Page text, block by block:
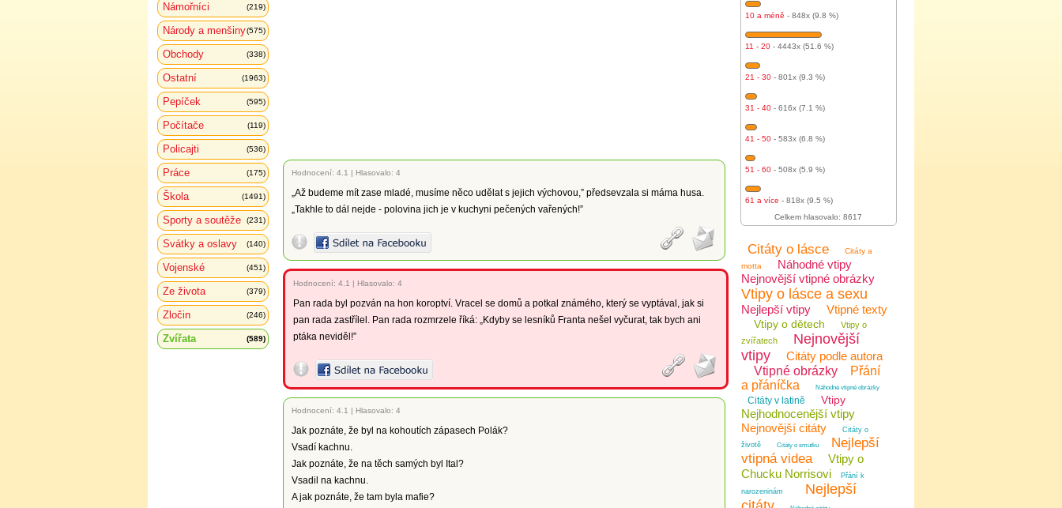
Námořníci (219)
Národy a menšiny(575)
Obchody (338)
Ostatní (1963)
Pepíček (595)
Počítače (119)
Policajti (536)
Práce (175)
Škola (1491)
Sporty a soutěže (231)
Svátky a oslavy (140)
Vojenské (451)
Ze života (379)
Zločin (246)
Zvířata (589)
Hodnocení: 4.1 | Hlasovalo: 4
„Až budeme mít zase mladé, musíme něco udělat s jejich výchovou,” předsevzala si máma husa.
„Takhle to dál nejde - polovina jich je v kuchyni pečených vařených!”
Hodnocení: 4.1 | Hlasovalo: 4
Pan rada byl pozván na hon koroptví. Vracel se domů a potkal známého, který se vyptával, jak si
pan rada zastřílel. Pan rada rozmrzele říká: „Kdyby se lesníků Franta nešel vyčurat, tak bych ani
ptáka neviděl!”
Hodnocení: 4.1 | Hlasovalo: 4
Jak poznáte, že byl na kohoutích zápasech Polák?
Vsadí kachnu.
Jak poznáte, že na těch samých byl Ital?
Vsadil na kachnu.
A jak poznáte, že tam byla mafie?
10 a méně - 848x (9.8 %)
11 - 20 - 4443x (51.6 %)
21 - 30 - 801x (9.3 %)
31 - 40 - 616x (7.1 %)
41 - 50 - 583x (6.8 %)
51 - 60 - 508x (5.9 %)
61 a více - 818x (9.5 %)
Celkem hlasovalo: 8617
Citáty o lásce
Citáty a
motta
Náhodné vtipy
Nejnovější vtipné obrázky
Vtipy o lásce a sexu
Nejlepší vtipy Vtipné texty
Vtipy o dětech
Vtipy o
zvířatech
Nejnovější
vtipy
Citáty podle autora
Vtipné obrázky
Přání
a přáníčka
Náhodné vtipné obrázky
Citáty v latině Vtipy
Nejhodnocenější vtipy
Nejnovější citáty
Citáty o
životě
Citáty o smutku
Nejlepší
vtipná videa
Vtipy o
Chucku Norrisovi
Přání k
narozeninám
Nejlepší